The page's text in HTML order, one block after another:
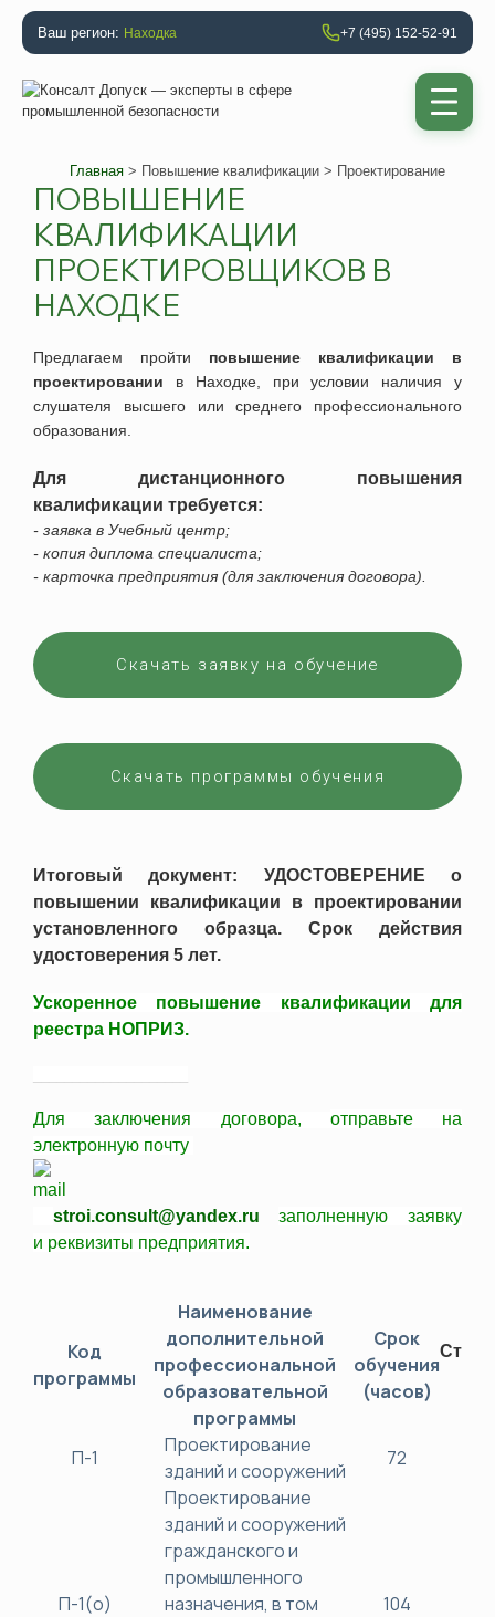
Ваш регион: Находка +7 (495) 152-52-91
Главная > Повышение квалификации > Проектирование
ПОВЫШЕНИЕ
КВАЛИФИКАЦИИ
ПРОЕКТИРОВЩИКОВ В
НАХОДКЕ
Предлагаем пройти
повышение квалификации в
проектировании в Находке, при условии наличия у
слушателя высшего или среднего профессионального
образования.
Для дистанционного повышения
квалификации требуется:
- заявка в Учебный центр;
- копия диплома специалиста;
- карточка предприятия (для заключения договора).
Скачать заявку на обучение
Скачать программы обучения
Итоговый документ: УДОСТОВЕРЕНИЕ о
повышении квалификации в проектировании
установленного образца. Срок действия
удостоверения 5 лет.
Ускоренное повышение квалификации для
реестра НОПРИЗ.
Для заключения договора, отправьте на
электронную почту
stroi.consult@yandex.ru
заполненную заявку
и реквизиты предприятия.
Код
программы
Наименование
дополнительной
профессиональной
образовательной
программы
Срок
обучения
(часов)
П-1
Проектирование
зданий и сооружений
72
П-1(о)
Проектирование
зданий и сооружений
гражданского и
промышленного
назначения, в том
104